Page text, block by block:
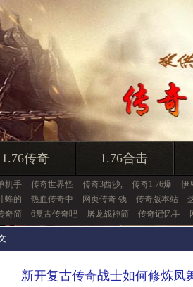
1.76传奇 1.76合击
机手 传奇世界怪 传奇3西沙, 传奇1.76爆
伊
蜂的 热血传奇中 网页传奇 钱 传奇版本站
奇简 6复古传奇吧 屠龙战神简 传奇记忆手
新开复古传奇战士如何修炼凤